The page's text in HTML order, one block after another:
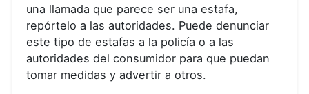
una llamada que parece ser una estafa,
repórtelo a las autoridades. Puede denunciar
este tipo de estafas a la policía o a las
autoridades del consumidor para que puedan
tomar medidas y advertir a otros.